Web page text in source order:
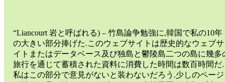
“Liancourt 岩と呼ばれる) – 竹島論争勉強に,韓国で私の10年
の大きい部分捧げた.このウェブサイトは歴史的なウェブサ
イトまたはデータベース及び独島と鬱陵島二つの島に幾多
旅行を通じて蓄積された資料に消費した時間は数百時間だ.
私はこの部分で意見がないと装わないだろう.少しのページ